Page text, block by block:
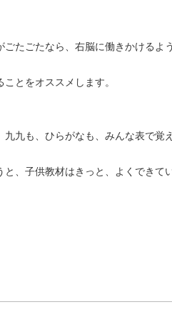
ごたごたなら、右脳に働きかけるよ
ことをオススメします。
九九も、ひらがなも、みんな表で覚
と、子供教材はきっと、よくできて